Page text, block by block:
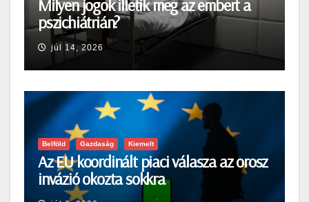
Milyen jogok illetik meg az embert a
pszichiátrián?
júl 14, 2026
Belföld Gazdaság Kiemelt
Az EU koordinált piaci válasza az orosz
invázió okozta sokkra